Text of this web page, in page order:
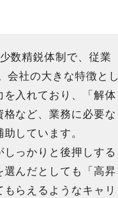
数精鋭体制で、従業
会社の大きな特徴とし
入れており、「解体
など、業務に必要な
しています。
っかりと後押しする
選んだとしても「高昇
らえるようなキャリ